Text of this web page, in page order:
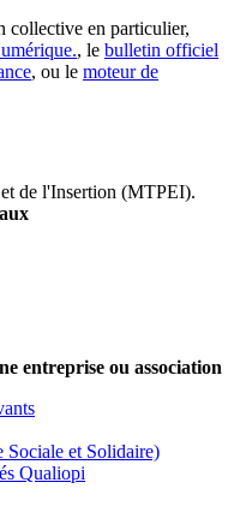
collective en particulier,
, le bulletin officiel
, ou le moteur de
de l'Insertion (MTPEI).
entreprise ou association
Sociale et Solidaire)
Qualiopi